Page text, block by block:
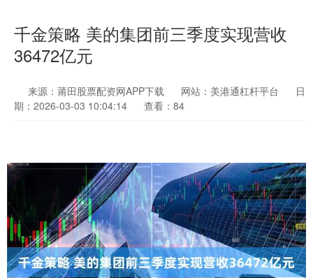
千金策略 美的集团前三季度实现营收
36472亿元
来源：莆田股票配资网APP下载 网站：美港通杠杆平台
日
期：2026-03-03 10:04:14
查看：84